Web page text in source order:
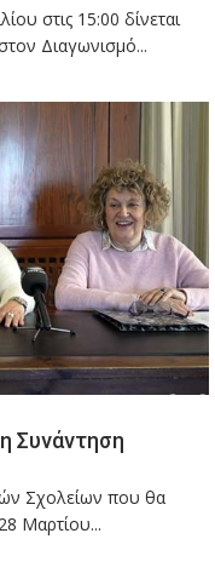
στις 15:00 δίνεται
Διαγωνισμό...
Συνάντηση
Σχολείων που θα
Μαρτίου...